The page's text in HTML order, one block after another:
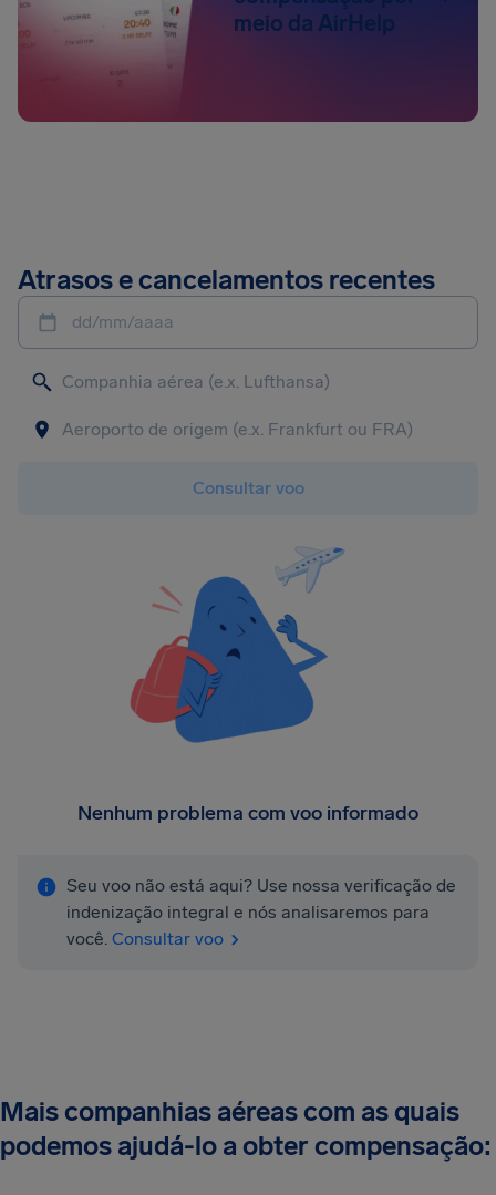
meio da AirHelp
Atrasos e cancelamentos recentes
dd/mm/aaaa
Consultar voo
Nenhum problema com voo informado
Seu voo não está aqui? Use nossa verificação de
indenização integral e nós analisaremos para
você. Consultar voo
Mais companhias aéreas com as quais
podemos ajudá-lo a obter compensação: